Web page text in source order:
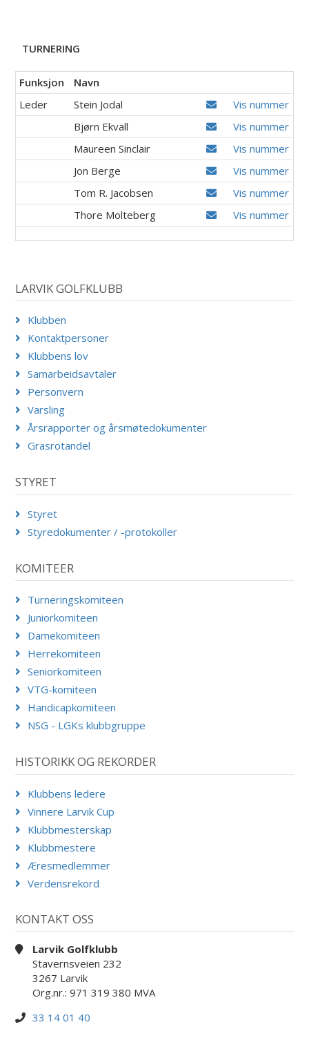
TURNERING
Funksjon
Navn
Leder
Stein Jodal
Vis nummer
Bjørn Ekvall
Vis nummer
Maureen Sinclair
Vis nummer
Jon Berge
Vis nummer
Tom R. Jacobsen
Vis nummer
Thore Molteberg
Vis nummer
LARVIK GOLFKLUBB
Klubben
Kontaktpersoner
Klubbens lov
Samarbeidsavtaler
Personvern
Varsling
Årsrapporter og årsmøtedokumenter
Grasrotandel
STYRET
Styret
Styredokumenter / -protokoller
KOMITEER
Turneringskomiteen
Juniorkomiteen
Damekomiteen
Herrekomiteen
Seniorkomiteen
VTG-komiteen
Handicapkomiteen
NSG - LGKs klubbgruppe
HISTORIKK OG REKORDER
Klubbens ledere
Vinnere Larvik Cup
Klubbmesterskap
Klubbmestere
Æresmedlemmer
Verdensrekord
KONTAKT OSS
Larvik Golfklubb
Stavernsveien 232
3267 Larvik
Org.nr.: 971 319 380 MVA
33 14 01 40